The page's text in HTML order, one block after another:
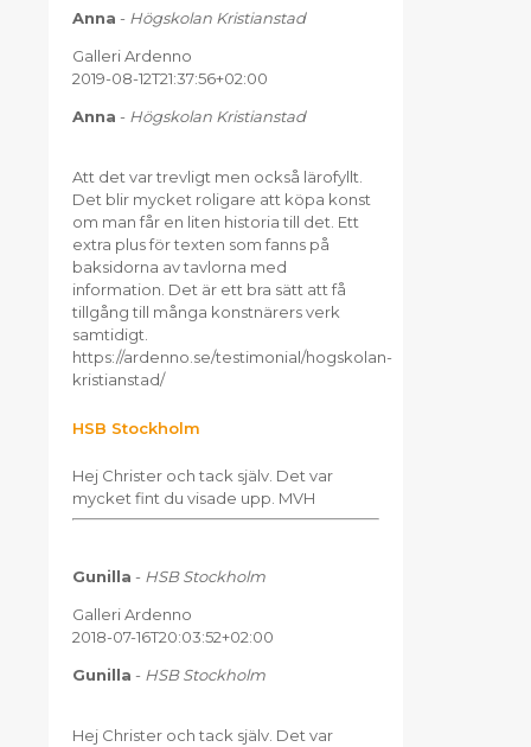
Anna - Högskolan Kristianstad
Galleri Ardenno
2019-08-12T21:37:56+02:00
Anna - Högskolan Kristianstad
Att det var trevligt men också lärofyllt.
Det blir mycket roligare att köpa konst
om man får en liten historia till det. Ett
extra plus för texten som fanns på
baksidorna av tavlorna med
information. Det är ett bra sätt att få
tillgång till många konstnärers verk
samtidigt.
https://ardenno.se/testimonial/hogskolan-
kristianstad/
HSB Stockholm
Hej Christer och tack själv. Det var
mycket fint du visade upp. MVH
Gunilla - HSB Stockholm
Galleri Ardenno
2018-07-16T20:03:52+02:00
Gunilla - HSB Stockholm
Hej Christer och tack själv. Det var